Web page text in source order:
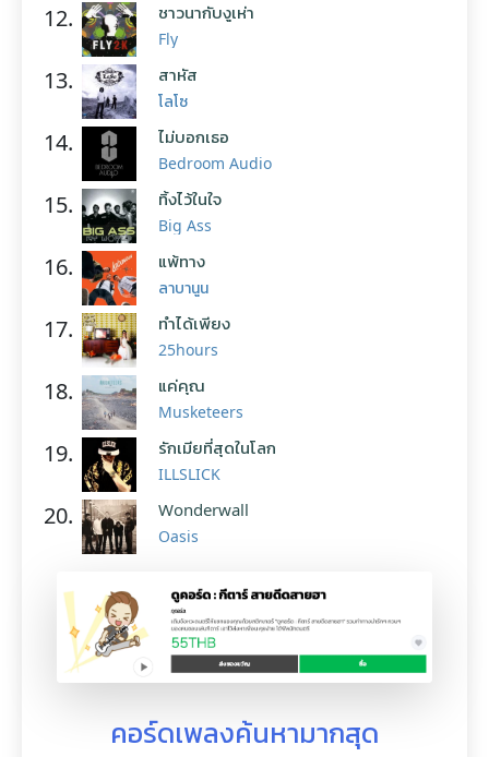
12. ชาวนากับงูเห่า
Fly
13. สาหัส
โลโซ
14. ไม่บอกเธอ
Bedroom Audio
15. ทิ้งไว้ในใจ
Big Ass
16. แพ้ทาง
ลาบานูน
17. ทำได้เพียง
25hours
18. แค่คุณ
Musketeers
19. รักเมียที่สุดในโลก
ILLSLICK
20. Wonderwall
Oasis
คอร์ดเพลงค้นหามากสุด